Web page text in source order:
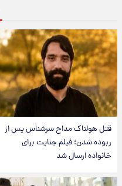
قتل هولناک مداح سرشناس پس از
ربوده شدن؛ فیلم جنایت برای
خانواده ارسال شد